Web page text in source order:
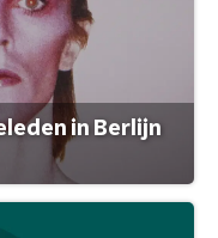
in Berlijn